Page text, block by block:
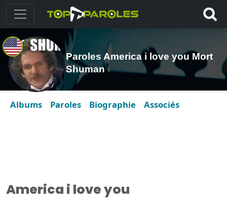
Paroles America i love you Mort
Shuman
Albums Paroles Biographie Associés
America i love you